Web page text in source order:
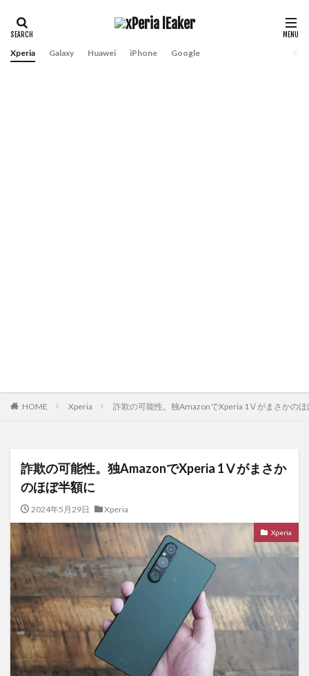
Xperia Galaxy Huawei iPhone Google
HOME Xperia 詐欺の可能性。独AmazonでXperia 1Ⅴがまさかのほ
詐欺の可能性。独AmazonでXperia 1Ⅴがまさか
のほぼ半額に
2024年5月29日 Xperia
Xperia